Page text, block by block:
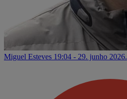
Miguel Esteves 19:04 - 29. junho 2026.